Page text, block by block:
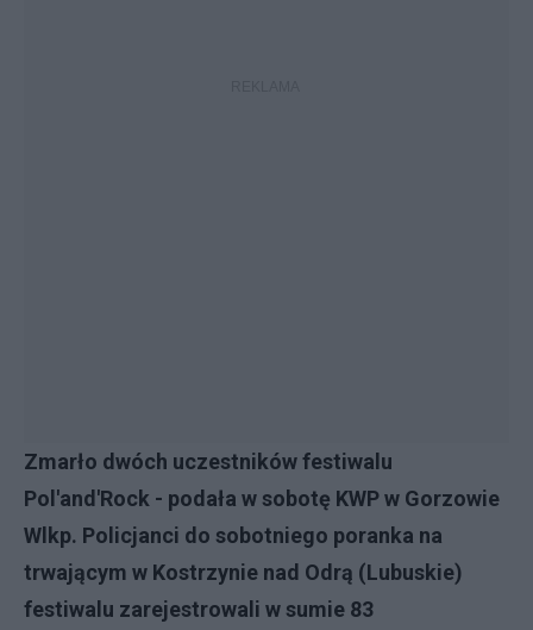
Zmarło dwóch uczestników festiwalu
Pol'and'Rock - podała w sobotę KWP w Gorzowie
Wlkp. Policjanci do sobotniego poranka na
trwającym w Kostrzynie nad Odrą (Lubuskie)
festiwalu zarejestrowali w sumie 83